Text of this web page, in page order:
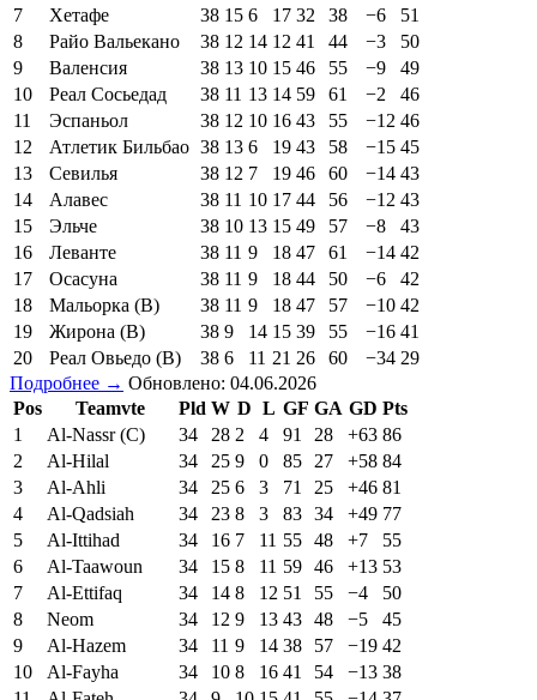
7
Хетафе 38 15 6 17 32 38 −6
51
8
Райо Вальекано 38 12 14 12 41 44 −3
50
9
Валенсия 38 13 10 15 46 55 −9
49
10
Реал Сосьедад 38 11 13 14 59 61 −2
46
11
Эспаньол 38 12 10 16 43 55 −12 46
12
Атлетик Бильбао 38 13 6 19 43 58 −15 45
13
Севилья 38 12 7 19 46 60 −14 43
14
Алавес 38 11 10 17 44 56 −12 43
15
Эльче 38 10 13 15 49 57 −8
43
16
Леванте 38 11 9 18 47 61 −14 42
17
Осасуна 38 11 9 18 44 50 −6
42
18
Мальорка (В) 38 11 9 18 47 57 −10 42
19
Жирона (В) 38 9 14 15 39 55 −16 41
20
Реал Овьедо (В) 38 6 11 21 26 60 −34 29
Подробнее → Обновлено: 04.06.2026
Pos
Teamvte Pld W D L GF GA GD Pts
1
Al-Nassr (C) 34 28 2 4 91 28 +63 86
2
Al-Hilal 34 25 9 0 85 27 +58 84
3
Al-Ahli 34 25 6 3 71 25 +46 81
4
Al-Qadsiah 34 23 8 3 83 34 +49 77
5
Al-Ittihad 34 16 7 11 55 48 +7
55
6
Al-Taawoun 34 15 8 11 59 46 +13 53
7
Al-Ettifaq 34 14 8 12 51 55 −4
50
8
Neom 34 12 9 13 43 48 −5
45
9
Al-Hazem 34 11 9 14 38 57 −19 42
10
Al-Fayha 34 10 8 16 41 54 −13 38